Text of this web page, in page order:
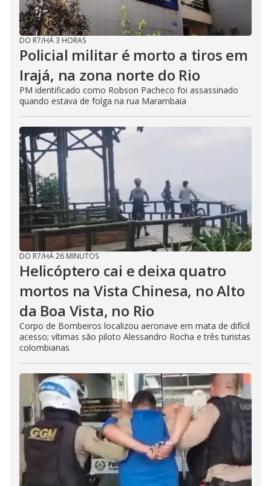
DO R7/HÁ 3 HORAS
Policial militar é morto a tiros em
Irajá, na zona norte do Rio
PM identificado como Robson Pacheco foi assassinado
quando estava de folga na rua Marambaia
DO R7/HÁ 26 MINUTOS
Helicóptero cai e deixa quatro
mortos na Vista Chinesa, no Alto
da Boa Vista, no Rio
Corpo de Bombeiros localizou aeronave em mata de difícil
acesso; vítimas são piloto Alessandro Rocha e três turistas
colombianas